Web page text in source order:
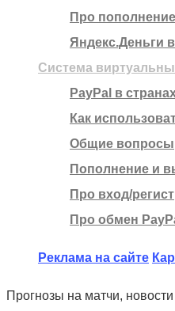
Про
Яндекс.Деньги
Система
PayPal в
Как
Общие вопросы
Пополнение и
Про вход/
Про обмен
Реклама на сайте
Прогнозы на матчи,